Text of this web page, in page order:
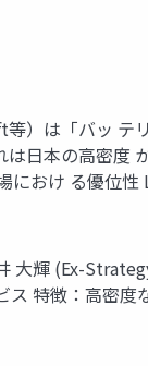
）は「バッ テ
日本の高密度
おけ る優位性
大輝 (Ex-
ス 特徴：高密度